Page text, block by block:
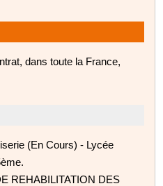
dans toute la France,
(En Cours) - Lycée
REHABILITATION DES